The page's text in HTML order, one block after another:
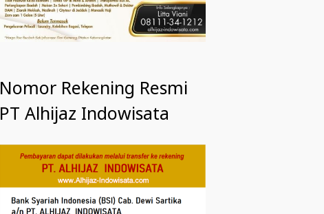
Nomor Rekening Resmi
PT Alhijaz Indowisata